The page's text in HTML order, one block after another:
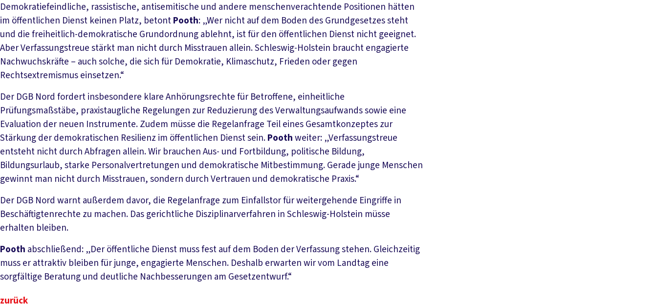
Demokratiefeindliche, rassistische, antisemitische und andere menschenverachtende Positionen hätten
im öffentlichen Dienst keinen Platz, betontPooth: „Wer nicht auf dem Boden des Grundgesetzes steht
und die freiheitlich-demokratische Grundordnung ablehnt, ist für den öffentlichen Dienst nicht geeignet.
Aber Verfassungstreue stärkt man nicht durch Misstrauen allein. Schleswig-Holstein braucht engagierte
Nachwuchskräfte – auch solche, die sich für Demokratie, Klimaschutz, Frieden oder gegen
Rechtsextremismus einsetzen.“
Der DGB Nord fordert insbesondere klare Anhörungsrechte für Betroffene, einheitliche
Prüfungsmaßstäbe, praxistaugliche Regelungen zur Reduzierung des Verwaltungsaufwands sowie eine
Evaluation der neuen Instrumente. Zudem müsse die Regelanfrage Teil eines Gesamtkonzeptes zur
Stärkung der demokratischen Resilienz im öffentlichen Dienst sein.Poothweiter: „Verfassungstreue
entsteht nicht durch Abfragen allein. Wir brauchen Aus- und Fortbildung, politische Bildung,
Bildungsurlaub, starke Personalvertretungen und demokratische Mitbestimmung. Gerade junge Menschen
gewinnt man nicht durch Misstrauen, sondern durch Vertrauen und demokratische Praxis.“
Der DGB Nord warnt außerdem davor, die Regelanfrage zum Einfallstor für weitergehende Eingriffe in
Beschäftigtenrechte zu machen. Das gerichtliche Disziplinarverfahren in Schleswig-Holstein müsse
erhalten bleiben.
Pooth abschließend: „Der öffentliche Dienst muss fest auf dem Boden der Verfassung stehen. Gleichzeitig
muss er attraktiv bleiben für junge, engagierte Menschen. Deshalb erwarten wir vom Landtag eine
sorgfältige Beratung und deutliche Nachbesserungen am Gesetzentwurf.“
zurück